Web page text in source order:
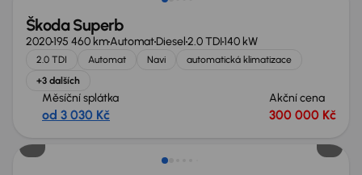
Škoda Superb
2020195 460 kmAutomatDiesel2.0 TDI140 kW
2.0 TDI Automat Navi
automatická klimatizace
+3 dalších
Měsíční splátka
od 3 030 Kč
Akční cena
300 000 Kč